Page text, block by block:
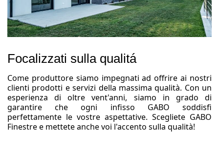
Focalizzati sulla qualitá
Come produttore siamo impegnati ad offrire ai nostri
clienti prodotti e servizi della massima qualità. Con un
esperienza di oltre vent'anni, siamo in grado di
garantire che ogni infisso GABO soddisfi
perfettamente le vostre aspettative. Scegliete GABO
Finestre e mettete anche voi l'accento sulla qualità!